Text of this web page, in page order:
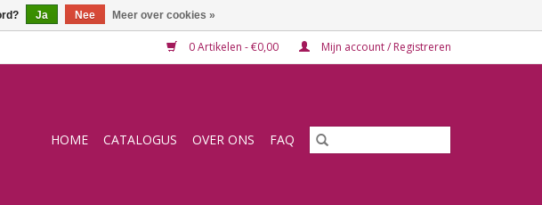
0 Artikelen - €0,00 Mijn account / Registreren
HOME CATALOGUS OVER ONS FAQ
Ja Nee Meer over cookies »